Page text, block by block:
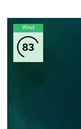
Wind
83